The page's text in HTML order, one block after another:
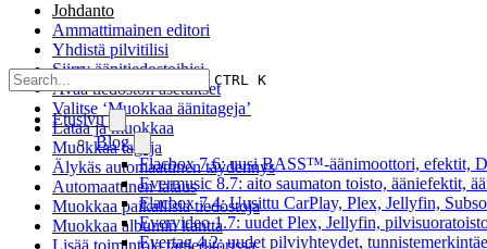
CTRL K
Etusivu
Blog
Flacbox 7.6: uusi BASS™-äänimoottori, efektit,
Evermusic 8.7: aito saumaton toisto, ääniefektit,
Flacbox 7.4: Uusittu CarPlay, Plex, Jellyfin,
Evervideo 1.7: uudet Plex, Jellyfin,
Evertag 4.2: uudet pilviyhteydet,
Johdanto
Ammattimainen editori
Yhdistä pilvitilisi
Siirry äänitiedostoihisi
Avaa tiedoston asetukset
Valitse ‘Muokkaa äänitageja’
Lataa ja muokkaa
Muokkaa tageja
Älykäs automaattinen täydennys
Automaattinen lataus
Muokkaa paikallisia tiedostoja
Muokkaa albumin kantta
Lisää toimintoja tagieditorissa